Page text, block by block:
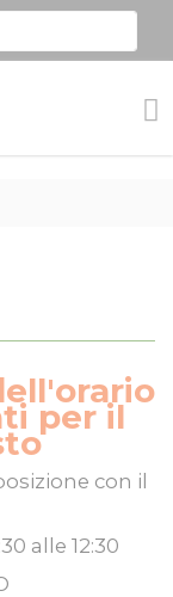
per il
con il
alle 12:30